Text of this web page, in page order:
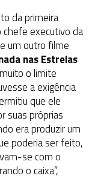
da primeira
executivo da
um outro filme
nas Estrelas
o limite
a exigência
que ele
suas próprias
era produzir um
poderia ser feito,
se com o
o caixa”,